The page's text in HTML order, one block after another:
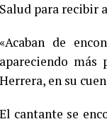
Salud para recibir
«Acaban de
apareciendo más
Herrera, en su
El cantante se